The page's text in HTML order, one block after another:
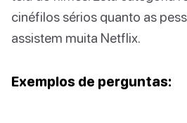
cinéfilos sérios quanto as
assistem muita Netflix.
Exemplos de perguntas: